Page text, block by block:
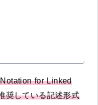
for Linked
奨している記述形式